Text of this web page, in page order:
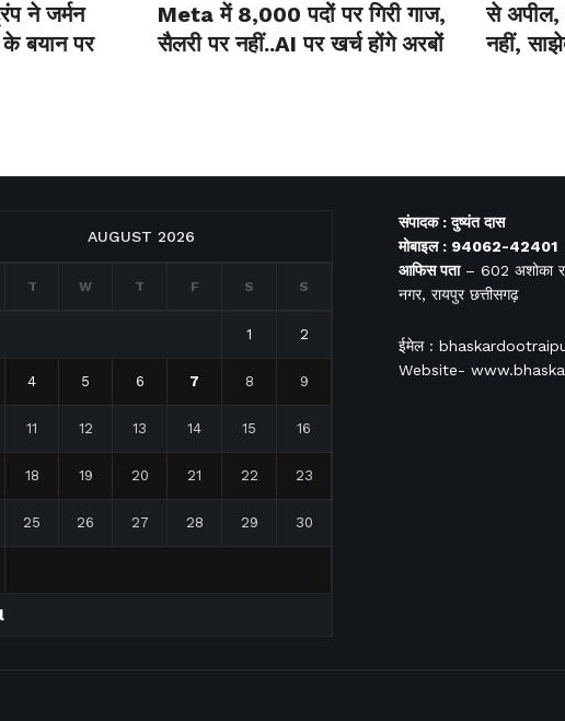
ने जर्मन
बयान पर
Meta में 8,000 पदों पर गिरी गाज,
सैलरी पर नहीं..AI पर खर्च होंगे अरबों
से अपील,
नहीं,
AUGUST 2026
T W T F S S
1 2
4 5 6 7 8 9
11 12 13 14 15 16
18 19 20 21 22 23
25 26 27 28 29 30
संपादक : दुष्यंत दास
मोबाइल : 94062-42401
आफिसपता– 602 अशोका
नगर, रायपुर छत्तीसगढ़
ईमेल :
Website-